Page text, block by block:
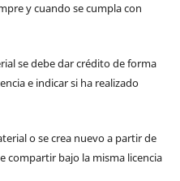
y cuando se cumpla con
se debe dar crédito de forma
e indicar si ha realizado
o se crea nuevo a partir de
compartir bajo la misma licencia